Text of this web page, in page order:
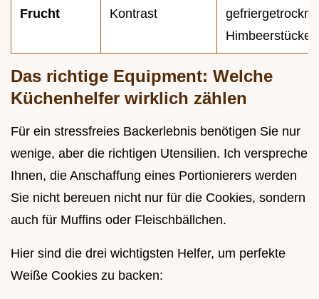
Frucht
Kontrast
Himbeerstücke
Das richtige Equipment: Welche
Küchenhelfer wirklich zählen
Für ein stressfreies Backerlebnis benötigen Sie nur
wenige, aber die richtigen Utensilien. Ich verspreche
Ihnen, die Anschaffung eines Portionierers werden
Sie nicht bereuen nicht nur für die Cookies, sondern
auch für Muffins oder Fleischbällchen.
Hier sind die drei wichtigsten Helfer, um perfekte
Weiße Cookies zu backen: